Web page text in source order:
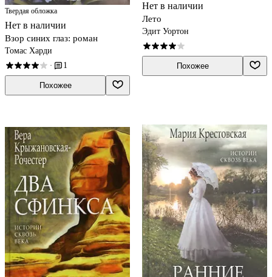
Твердая обложка
Нет в наличии
Взор синих глаз: роман
Томас Харди
· 1
Похожее
Нет в наличии
Лето
Эдит Уортон
Похожее